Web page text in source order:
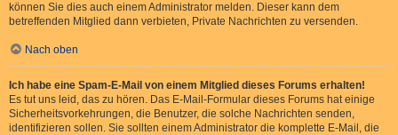
können Sie dies auch einem Administrator melden. Dieser kann dem
betreffenden Mitglied dann verbieten, Private Nachrichten zu versenden.
Nach oben
Ich habe eine Spam-E-Mail von einem Mitglied dieses Forums erhalten!
Es tut uns leid, das zu hören. Das E-Mail-Formular dieses Forums hat einige
Sicherheitsvorkehrungen, die Benutzer, die solche Nachrichten senden,
identifizieren sollen. Sie sollten einem Administrator die komplette E-Mail, die